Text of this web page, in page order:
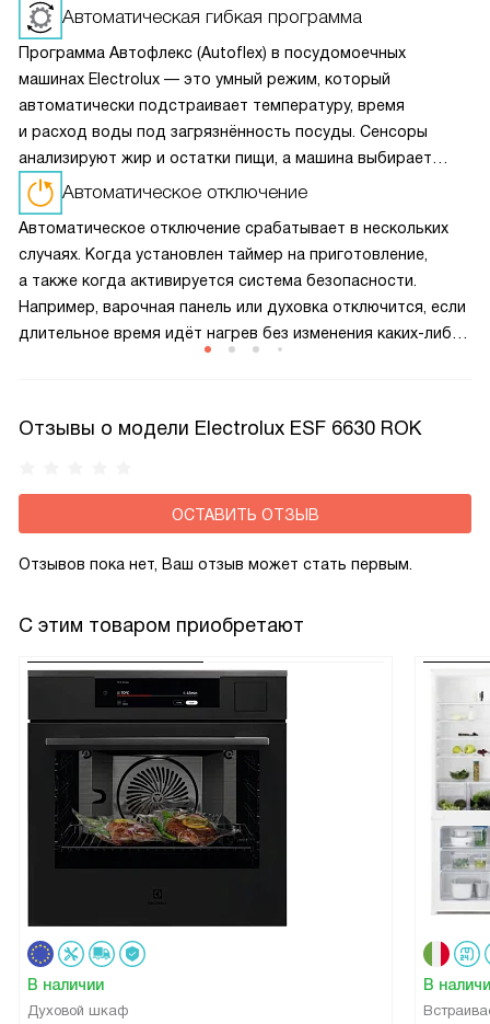
Автоматическая гибкая программа
Программа Автофлекс (Autoflex) в посудомоечных
машинах Electrolux — это умный режим, который
автоматически подстраивает температуру, время
и расход воды под загрязнённость посуды. Сенсоры
анализируют жир и остатки пищи, а машина выбирает
оптимальный цикл — экономя энергию и воду без потери
качества мойки.
Автоматическое отключение
Автоматическое отключение срабатывает в нескольких
случаях. Когда установлен таймер на приготовление,
а также когда активируется система безопасности.
Например, варочная панель или духовка отключится, если
длительное время идёт нагрев без изменения каких-либо
Отзывы о модели Electrolux ESF 6630 ROK
ОСТАВИТЬ ОТЗЫВ
Отзывов пока нет, Ваш отзыв может стать первым.
С этим товаром приобретают
В наличии
Духовой шкаф
В